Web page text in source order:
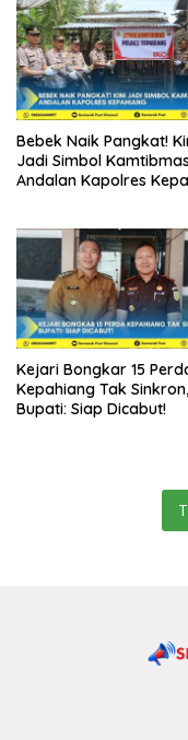
Bebek Naik Pangkat!
Jadi Simbol Kamtibmas
Andalan Kapolres
Kejari Bongkar 15
Kepahiang Tak Sinkron,
Bupati: Siap Dicabut!